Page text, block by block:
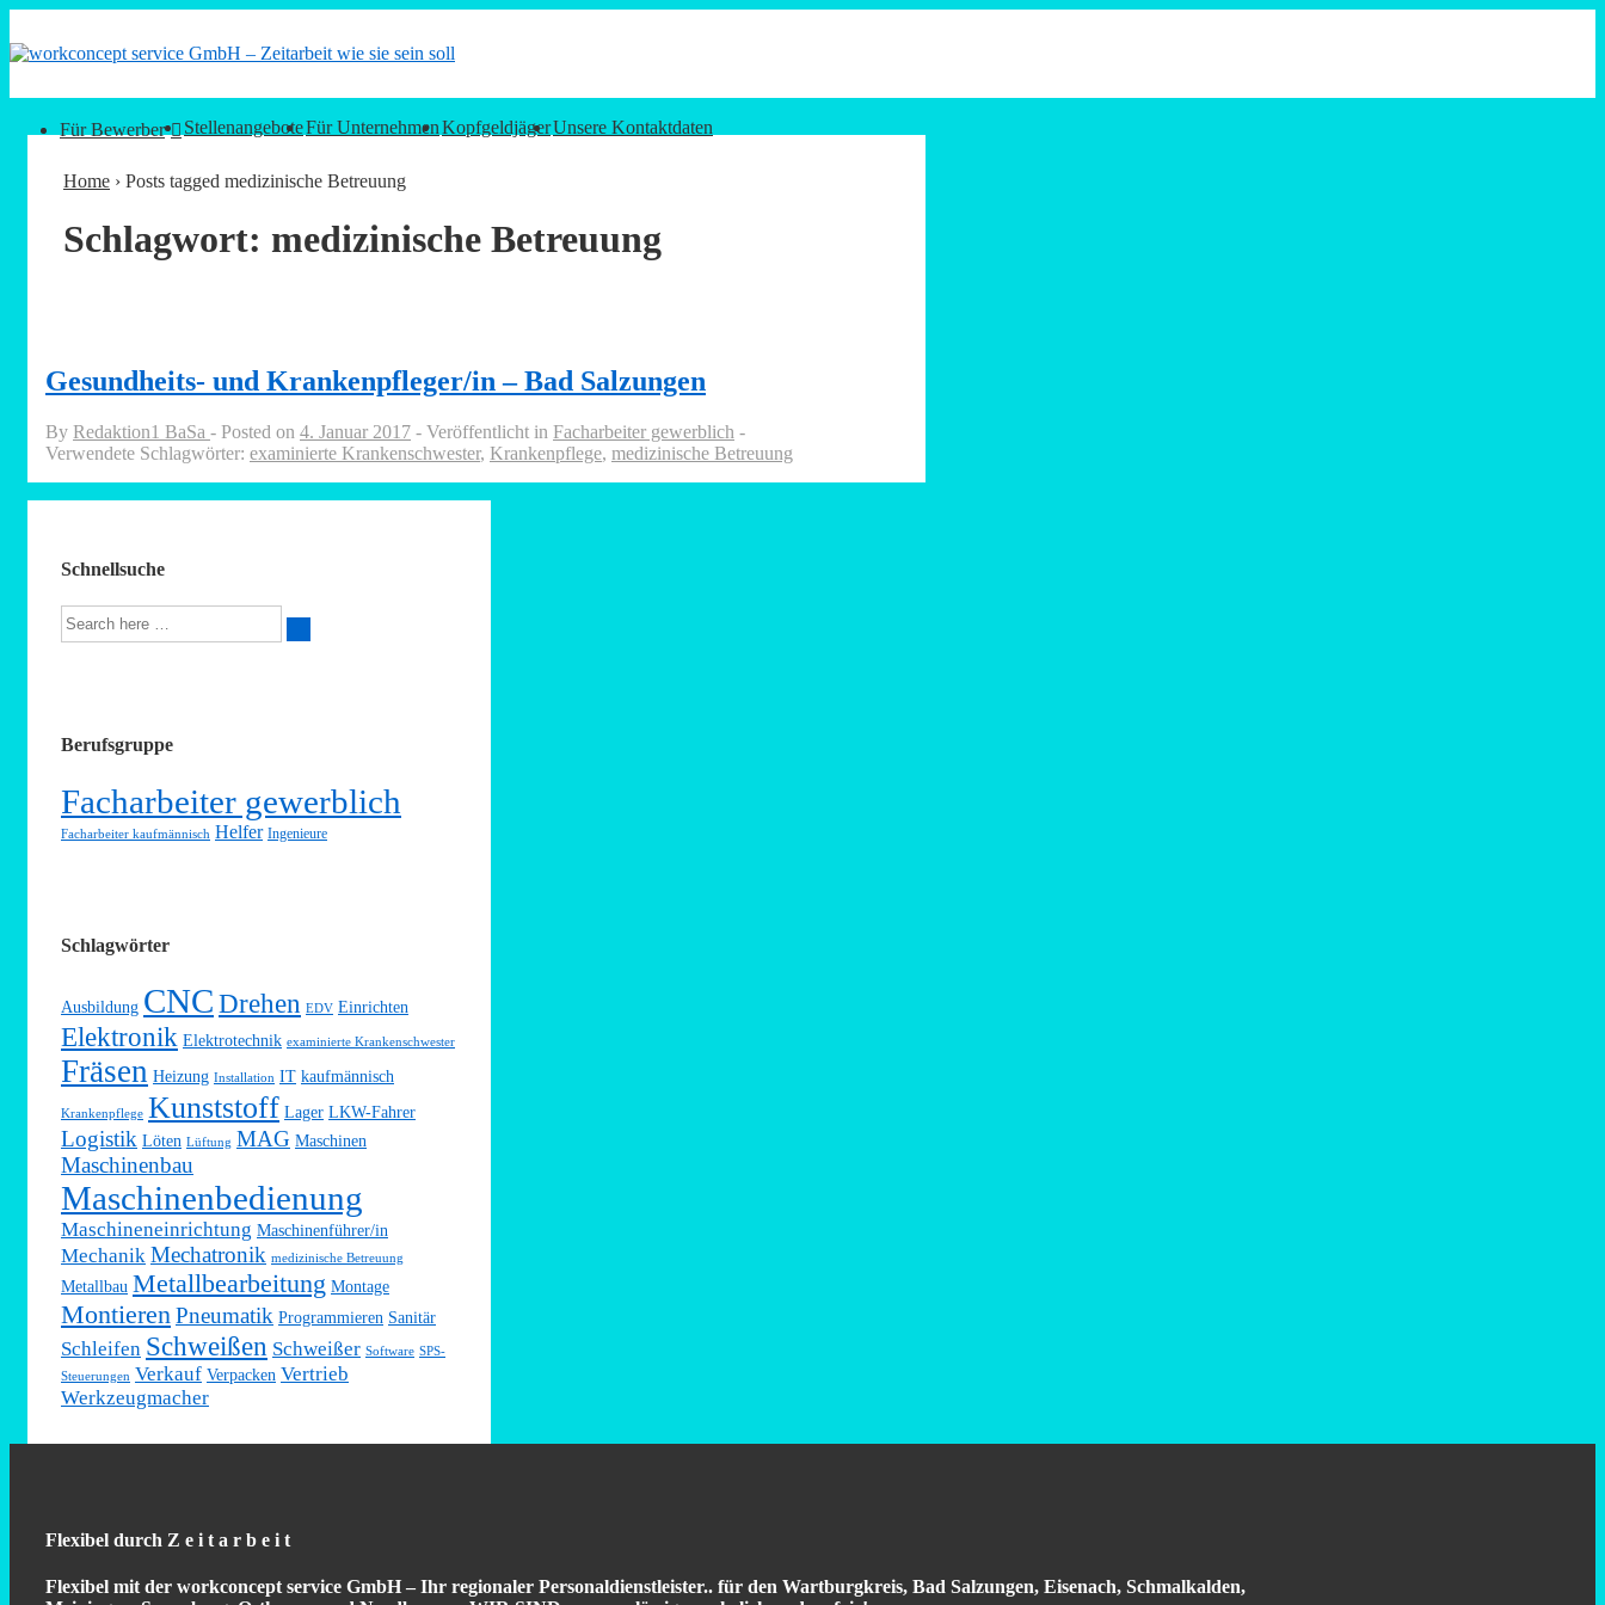
Zum
Inhalt
MainFür Bewerber StellenangeboteFür UnternehmenKopfgeldjägerUnsere Kontaktdaten
Home › Posts tagged medizinische Betreuung
Schlagwort: medizinische Betreuung
Gesundheits- und Krankenpfleger/in – Bad Salzungen
By Redaktion1 BaSa Posted on 4. Januar 2017 Veröffentlicht in Facharbeiter gewerblich
Verwendete Schlagwörter: examinierte Krankenschwester, Krankenpflege, medizinische Betreuung
Schnellsuche
Suche
nach:
Berufsgruppe
Facharbeiter gewerblich
Facharbeiter kaufmännisch Helfer Ingenieure
Schlagwörter
Ausbildung CNCDrehen EDV Einrichten
Elektronik Elektrotechnik examinierte Krankenschwester
Fräsen Heizung Installation IT kaufmännisch
Krankenpflege Kunststoff Lager LKW-Fahrer
Logistik Löten Lüftung MAG Maschinen
Maschinenbau
Maschinenbedienung
Maschineneinrichtung Maschinenführer/in
Mechanik Mechatronik medizinische Betreuung
Metallbau Metallbearbeitung Montage
MontierenPneumatik Programmieren Sanitär
Schleifen Schweißen Schweißer Software SPS-
Steuerungen Verkauf Verpacken Vertrieb
Werkzeugmacher
Flexibel durch Z e i t a r b e i t
Flexibel mit der workconcept service GmbH – Ihr regionaler Personaldienstleister.. für den Wartburgkreis, Bad Salzungen, Eisenach, Schmalkalden,